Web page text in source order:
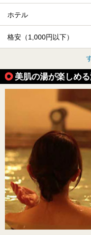
ホテル
格安（1,000円以下）
美肌の湯が楽しめ